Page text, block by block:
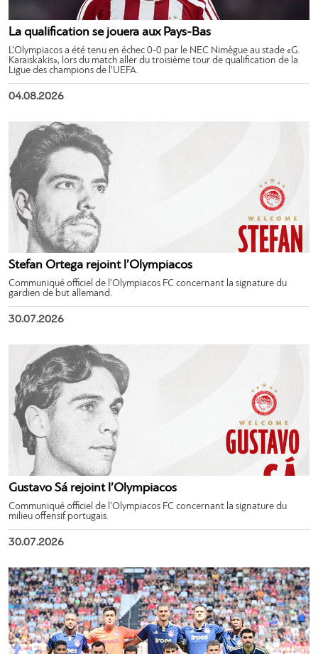
La qualification se jouera aux Pays-Bas
L’Olympiacos a été tenu en échec 0-0 par le NEC Nimègue au stade «G.
Karaiskakis», lors du match aller du troisième tour de qualification de la
Ligue des champions de l’UEFA.
04.08.2026
Stefan Ortega rejoint l’Olympiacos
Communiqué officiel de l’Olympiacos FC concernant la signature du
gardien de but allemand.
30.07.2026
Gustavo Sá rejoint l’Olympiacos
Communiqué officiel de l’Olympiacos FC concernant la signature du
milieu offensif portugais.
30.07.2026